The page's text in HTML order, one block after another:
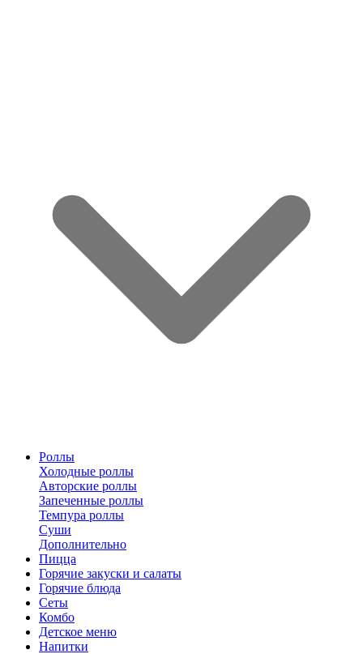
Роллы
Холодные роллы
Авторские роллы
Запеченные роллы
Темпура роллы
Суши
Дополнительно
Пицца
Горячие закуски и салаты
Горячие блюда
Сеты
Комбо
Детское меню
Напитки